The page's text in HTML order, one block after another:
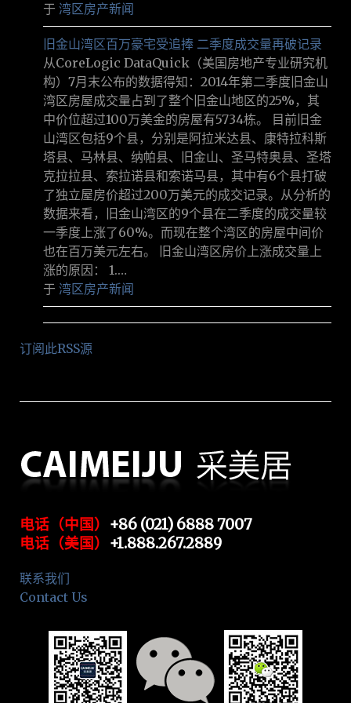
于 湾区房产新闻
旧金山湾区百万豪宅受追捧 二季度成交量再破记录
从CoreLogic DataQuick（美国房地产专业研究机
构）7月末公布的数据得知：2014年第二季度旧金山
湾区房屋成交量占到了整个旧金山地区的25%，其
中价位超过100万美金的房屋有5734栋。 目前旧金
山湾区包括9个县，分别是阿拉米达县、康特拉科斯
塔县、马林县、纳帕县、旧金山、圣马特奥县、圣塔
克拉拉县、索拉诺县和索诺马县，其中有6个县打破
了独立屋房价超过200万美元的成交记录。从分析的
数据来看，旧金山湾区的9个县在二季度的成交量较
一季度上涨了60%。而现在整个湾区的房屋中间价
也在百万美元左右。 旧金山湾区房价上涨成交量上
涨的原因： 1.…
于 湾区房产新闻
订阅此RSS源
电话（中国） +86 (021) 6888 7007
电话（美国） +1.888.267.2889
联系我们
Contact Us